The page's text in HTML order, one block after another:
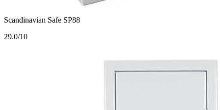
Scandinavian Safe SP88
29.0/10